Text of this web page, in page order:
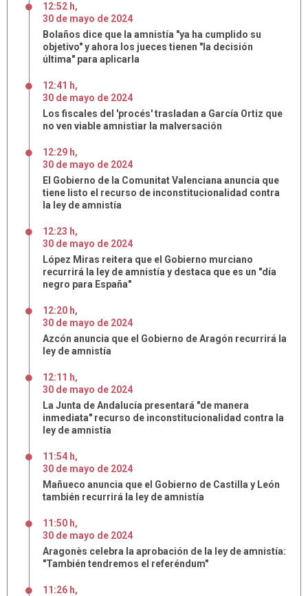
12:52 h,
30 de mayo de 2024
Bolaños dice que la amnistía "ya ha cumplido su
objetivo" y ahora los jueces tienen "la decisión
última" para aplicarla
12:41 h,
30 de mayo de 2024
Los fiscales del 'procés' trasladan a García Ortiz que
no ven viable amnistiar la malversación
12:29 h,
30 de mayo de 2024
El Gobierno de la Comunitat Valenciana anuncia que
tiene listo el recurso de inconstitucionalidad contra
la ley de amnistía
12:23 h,
30 de mayo de 2024
López Miras reitera que el Gobierno murciano
recurrirá la ley de amnistía y destaca que es un "día
negro para España"
12:20 h,
30 de mayo de 2024
Azcón anuncia que el Gobierno de Aragón recurrirá la
ley de amnistía
12:11 h,
30 de mayo de 2024
La Junta de Andalucía presentará "de manera
inmediata" recurso de inconstitucionalidad contra la
ley de amnistía
11:54 h,
30 de mayo de 2024
Mañueco anuncia que el Gobierno de Castilla y León
también recurrirá la ley de amnistía
11:50 h,
30 de mayo de 2024
Aragonès celebra la aprobación de la ley de amnistía:
"También tendremos el referéndum"
11:26 h,